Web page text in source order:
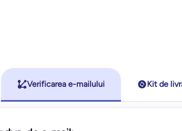
Verificarea e-mailului Kit de